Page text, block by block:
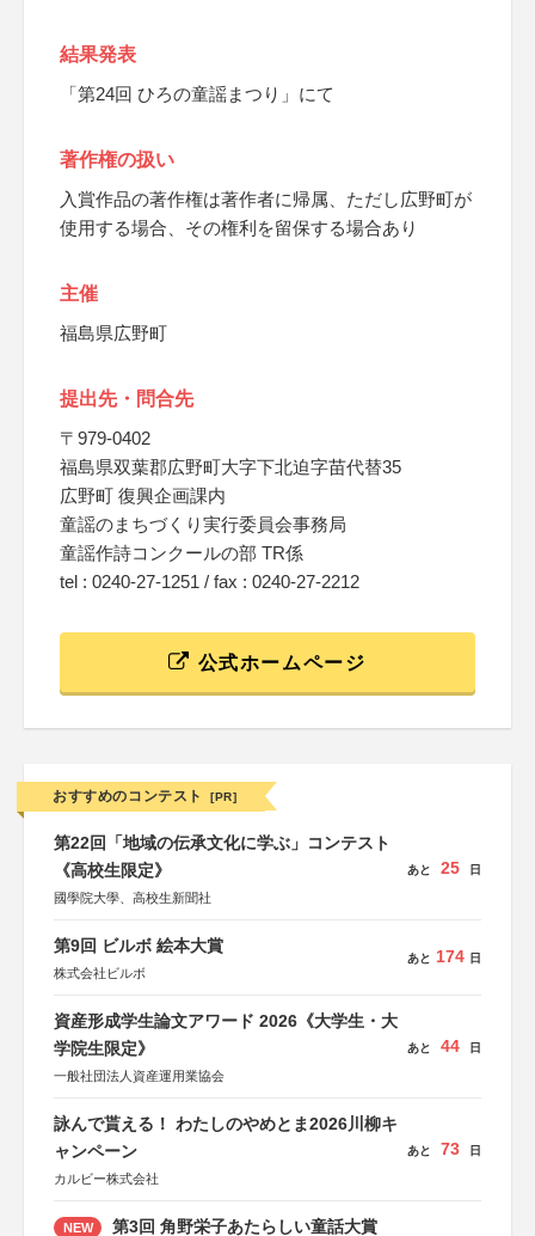
結果発表
「第24回 ひろの童謡まつり」にて
著作権の扱い
入賞作品の著作権は著作者に帰属、ただし広野町が
使用する場合、その権利を留保する場合あり
主催
福島県広野町
提出先・問合先
〒979-0402
福島県双葉郡広野町大字下北迫字苗代替35
広野町 復興企画課内
童謡のまちづくり実行委員会事務局
童謡作詩コンクールの部 TR係
tel : 0240-27-1251 / fax : 0240-27-2212
公式ホームページ
おすすめのコンテスト [PR]
第22回「地域の伝承文化に学ぶ」コンテスト
《高校生限定》
國學院大學、高校生新聞社
あと 25 日
第9回 ビルボ 絵本大賞
株式会社ビルボ
あと 174 日
資産形成学生論文アワード 2026《大学生・大
学院生限定》
一般社団法人資産運用業協会
あと 44 日
詠んで貰える！ わたしのやめとま2026川柳キ
ャンペーン
カルビー株式会社
あと 73 日
NEW 第3回 角野栄子あたらしい童話大賞